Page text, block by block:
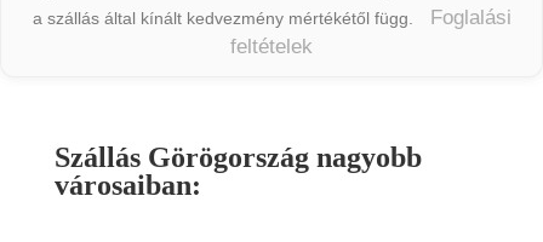
a szállás által kínált kedvezmény mértékétől függ.
Foglalási
feltételek
Szállás Görögország nagyobb
városaiban: